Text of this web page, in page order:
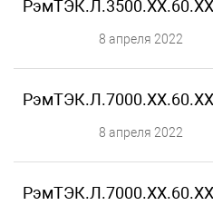
8 апреля 2022
8 апреля 2022